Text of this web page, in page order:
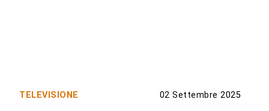
TELEVISIONE 02 Settembre 2025